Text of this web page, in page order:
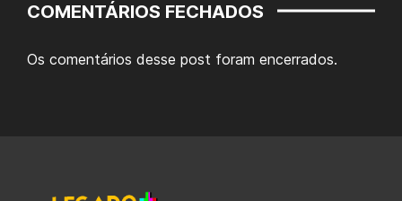
COMENTÁRIOS FECHADOS
Os comentários desse post foram encerrados.